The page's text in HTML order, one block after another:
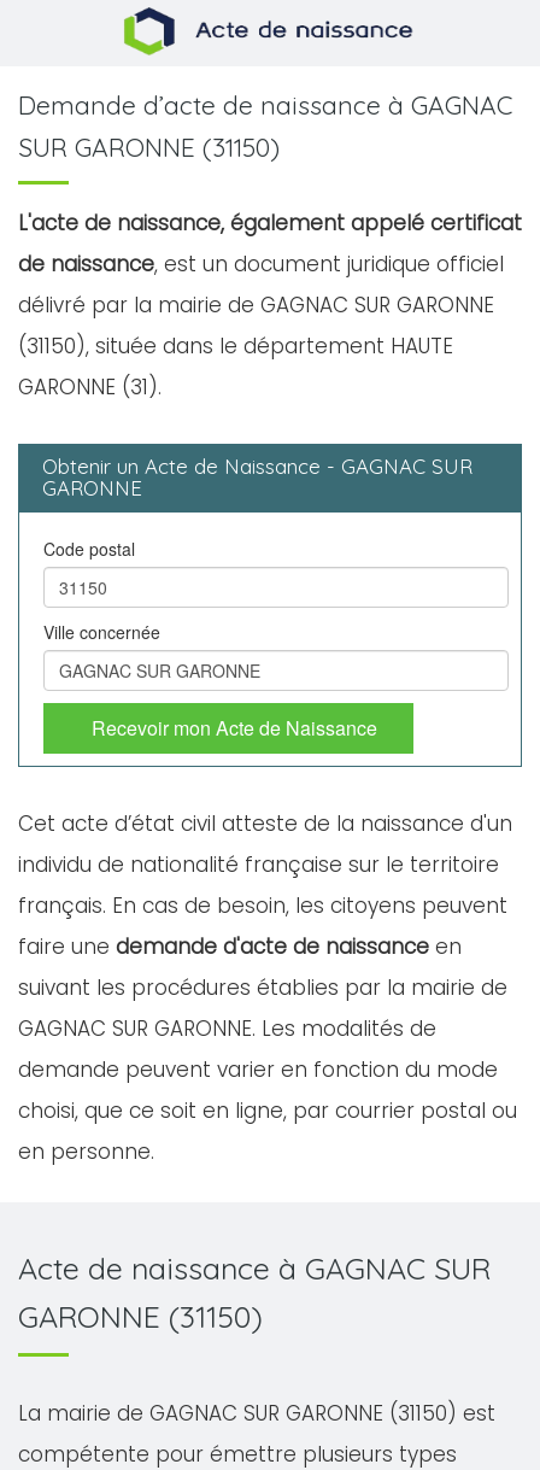
Demande d’acte de naissance à GAGNAC
SUR GARONNE (31150)
L'acte de naissance, également appelé certificat
de naissance, est un document juridique officiel
délivré par la mairie de GAGNAC SUR GARONNE
(31150), située dans le département HAUTE
GARONNE (31).
Obtenir un Acte de Naissance - GAGNAC SUR
GARONNE
Code postal
Ville concernée
Recevoir mon Acte de Naissance
Cet acte d’état civil atteste de la naissance d'un
individu de nationalité française sur le territoire
français. En cas de besoin, les citoyens peuvent
faire une demande d'acte de naissance en
suivant les procédures établies par la mairie de
GAGNAC SUR GARONNE. Les modalités de
demande peuvent varier en fonction du mode
choisi, que ce soit en ligne, par courrier postal ou
en personne.
Acte de naissance à GAGNAC SUR
GARONNE (31150)
La mairie de GAGNAC SUR GARONNE (31150) est
compétente pour émettre plusieurs types